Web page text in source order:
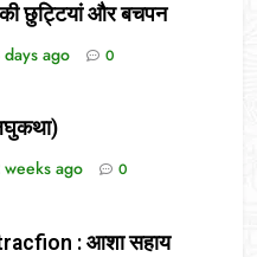
की छुट्टियां और बचपन
days ago 0
weeks ago 0
: आशा सहाय